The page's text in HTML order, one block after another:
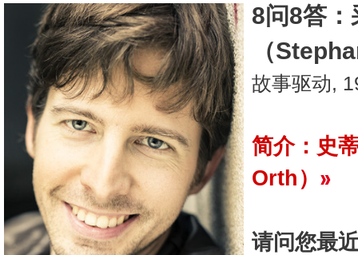
8问8答：
（
故事驱动,
简介：史
Orth）
请问您最